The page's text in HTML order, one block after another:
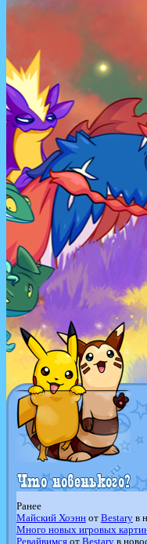
Ранее
Майский Хоэннот Bestaryв
Много новых игровых
Ревайвимсяот Bestaryв